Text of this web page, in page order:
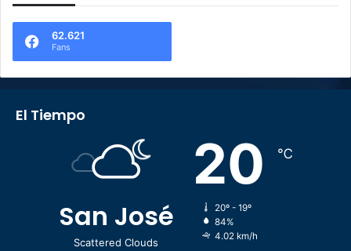
62.621
Fans
El Tiempo
San José
Scattered Clouds
20 ℃
20º - 19º
84%
4.02 km/h